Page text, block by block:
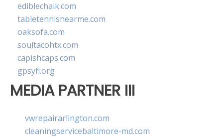
ediblechalk.com
tabletennisnearme.com
oaksofa.com
soultacohtx.com
capishcaps.com
gpsyfl.org
MEDIA PARTNER III
vwrepairarlington.com
cleaningservicebaltimore-md.com